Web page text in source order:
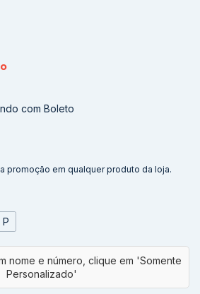
com Boleto
promoção em qualquer produto da loja.
P